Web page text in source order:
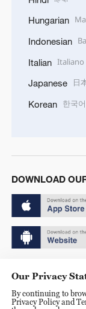
Hungarian
Indonesian
Italian Italiano
Japanese 日
Korean 한국어
DOWNLOAD
京ICP备20000184号
Our Privacy
By continuing to
Privacy Policy and